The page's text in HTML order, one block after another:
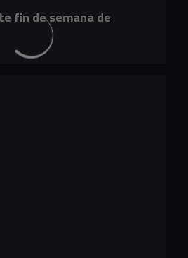
fin de semana de